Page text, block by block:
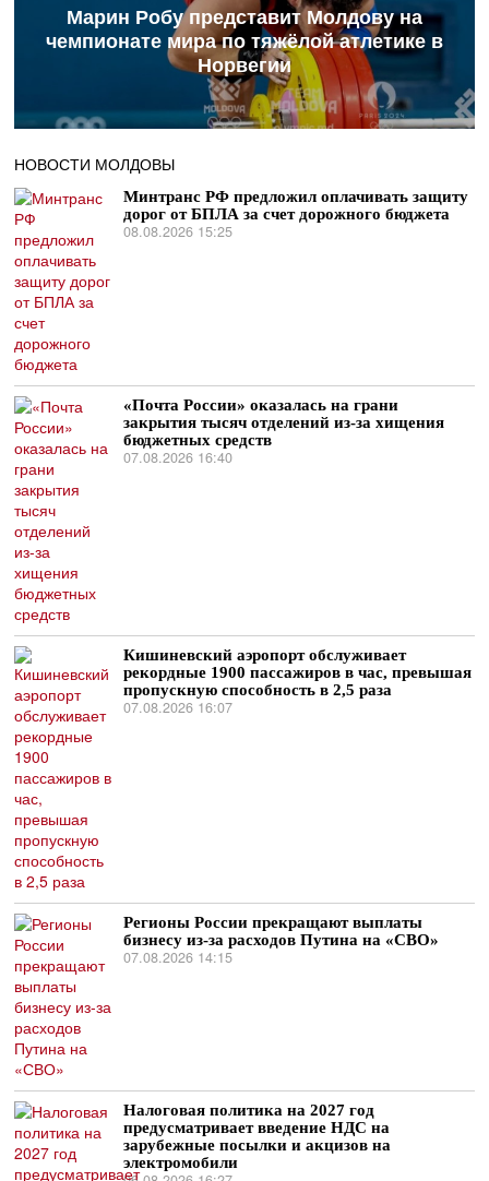
Марин Робу представит Молдову на
чемпионате мира по тяжёлой атлетике в
Норвегии
НОВОСТИ МОЛДОВЫ
Минтранс РФ предложил оплачивать защиту
дорог от БПЛА за счет дорожного бюджета
08.08.2026 15:25
«Почта России» оказалась на грани
закрытия тысяч отделений из-за хищения
бюджетных средств
07.08.2026 16:40
Кишиневский аэропорт обслуживает
рекордные 1900 пассажиров в час, превышая
пропускную способность в 2,5 раза
07.08.2026 16:07
Регионы России прекращают выплаты
бизнесу из-за расходов Путина на «СВО»
07.08.2026 14:15
Налоговая политика на 2027 год
предусматривает введение НДС на
зарубежные посылки и акцизов на
электромобили